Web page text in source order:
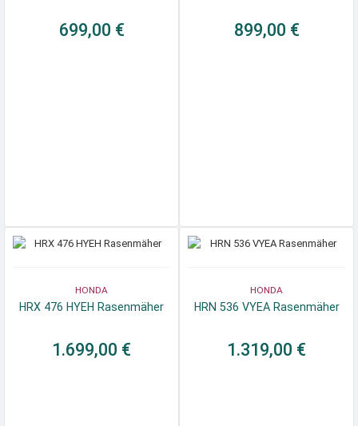
699,00 € 899,00 €
HONDA
HRX 476 HYEH Rasenmäher
1.699,00 €
HONDA
HRN 536 VYEA Rasenmäher
1.319,00 €